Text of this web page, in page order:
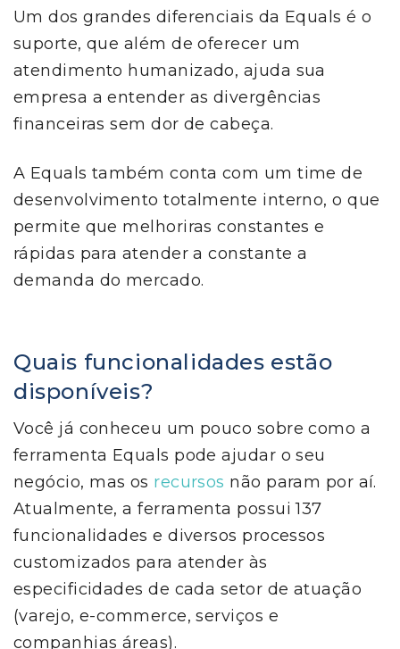
Um dos grandes diferenciais da Equals é o
suporte, que além de oferecer um
atendimento humanizado, ajuda sua
empresa a entender as divergências
financeiras sem dor de cabeça.
A Equals também conta com um time de
desenvolvimento totalmente interno, o que
permite que melhoriras constantes e
rápidas para atender a constante a
demanda do mercado.
Quais funcionalidades estão
disponíveis?
Você já conheceu um pouco sobre como a
ferramenta Equals pode ajudar o seu
negócio, mas os recursos não param por aí.
Atualmente, a ferramenta possui 137
funcionalidades e diversos processos
customizados para atender às
especificidades de cada setor de atuação
(varejo, e-commerce, serviços e
companhias áreas).